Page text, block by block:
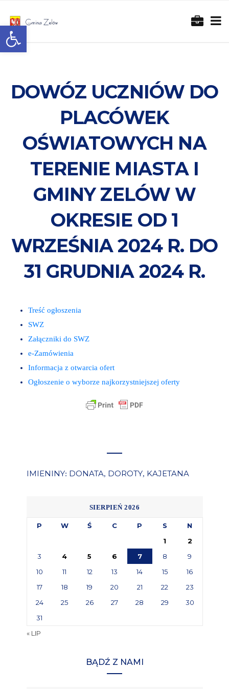
Otwórz pasek narzędzi
DOWÓZ UCZNIÓW DO
PLACÓWEK
OŚWIATOWYCH NA
TERENIE MIASTA I
GMINY ZELÓW W
OKRESIE OD 1
WRZEŚNIA 2024 R. DO
31 GRUDNIA 2024 R.
Treść ogłoszenia
SWZ
Załączniki do SWZ
e-Zamówienia
Informacja z otwarcia ofert
Ogłoszenie o wyborze najkorzystniejszej oferty
IMIENINY: DONATA, DOROTY, KAJETANA
SIERPIEŃ 2026
P W Ś C P S
N
1
2
3
4 5 6 7 8
9
10
11 12 13 14 15
16
17
18 19 20 21 22
23
24
25 26 27 28 29
30
31
« LIP
BĄDŹ Z NAMI